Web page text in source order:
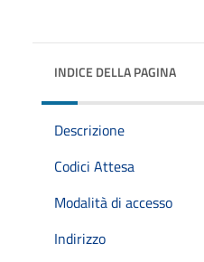
INDICE DELLA PAGINA
Descrizione
Codici Attesa
Modalità di accesso
Indirizzo